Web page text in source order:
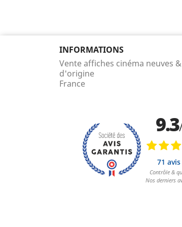
INFORMATIONS
Vente affiches cinéma neuves &
d'origine
France